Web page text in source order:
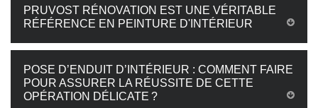
PRUVOST RÉNOVATION EST UNE VÉRITABLE
RÉFÉRENCE EN PEINTURE D'INTÉRIEUR
POSE D’ENDUIT D’INTÉRIEUR : COMMENT FAIRE
POUR ASSURER LA RÉUSSITE DE CETTE
OPÉRATION DÉLICATE ?